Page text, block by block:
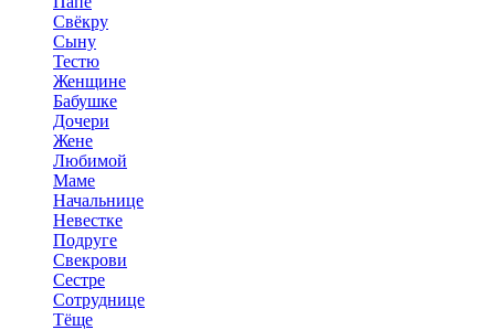
Свёкру
Сыну
Тестю
Женщине
Бабушке
Дочери
Жене
Любимой
Маме
Начальнице
Невестке
Подруге
Свекрови
Сестре
Сотруднице
Тёще